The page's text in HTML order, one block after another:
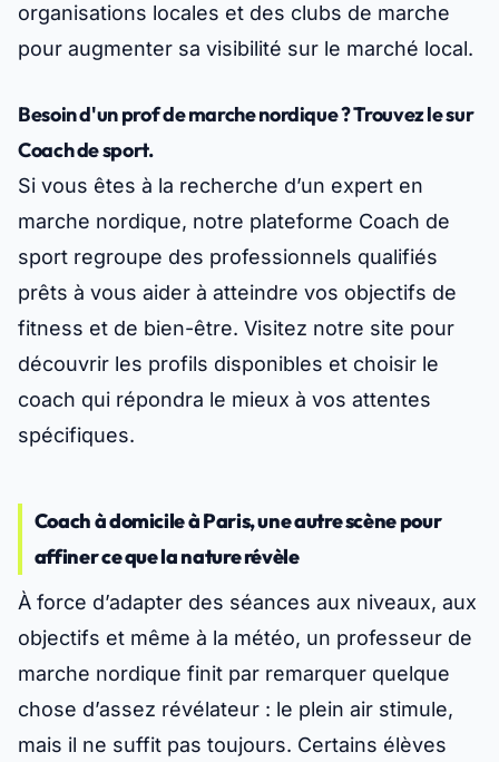
organisations locales et des clubs de marche
pour augmenter sa visibilité sur le marché local.
Besoin d'un prof de marche nordique ? Trouvez le sur
Coach de sport.
Si vous êtes à la recherche d’un expert en
marche nordique, notre plateforme Coach de
sport regroupe des professionnels qualifiés
prêts à vous aider à atteindre vos objectifs de
fitness et de bien-être. Visitez notre site pour
découvrir les profils disponibles et choisir le
coach qui répondra le mieux à vos attentes
spécifiques.
Coach à domicile à Paris, une autre scène pour
affiner ce que la nature révèle
À force d’adapter des séances aux niveaux, aux
objectifs et même à la météo, un professeur de
marche nordique finit par remarquer quelque
chose d’assez révélateur : le plein air stimule,
mais il ne suffit pas toujours. Certains élèves